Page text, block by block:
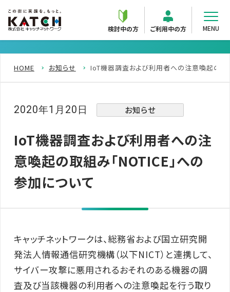
検討中の方 ご利用中の方 MENU
HOME お知らせ IoT機器調査および利用者への注意喚起の取
2020年1月20日 お知らせ
IoT機器調査および利用者への注
意喚起の取組み「NOTICE」への
参加について
キャッチネットワークは、総務省および国立研究開
発法人情報通信研究機構（以下NICT）と連携して、
サイバー攻撃に悪用されるおそれのある機器の調
査及び当該機器の利用者への注意喚起を行う取り